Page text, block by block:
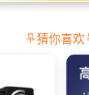
猜你喜欢